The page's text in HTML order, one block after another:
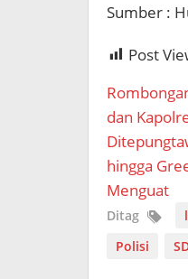
Sumber :
Post
dan
hingga
Menguat
Ditag
Polisi